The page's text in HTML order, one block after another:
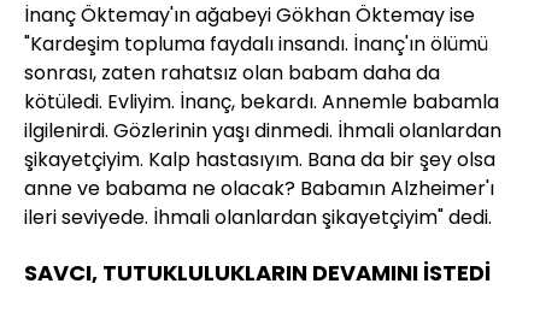
İnanç Öktemay'ın ağabeyi Gökhan Öktemay ise
"Kardeşim topluma faydalı insandı. İnanç'ın ölümü
sonrası, zaten rahatsız olan babam daha da
kötüledi. Evliyim. İnanç, bekardı. Annemle babamla
ilgilenirdi. Gözlerinin yaşı dinmedi. İhmali olanlardan
şikayetçiyim. Kalp hastasıyım. Bana da bir şey olsa
anne ve babama ne olacak? Babamın Alzheimer'ı
ileri seviyede. İhmali olanlardan şikayetçiyim" dedi.
SAVCI, TUTUKLULUKLARIN DEVAMINI İSTEDİ